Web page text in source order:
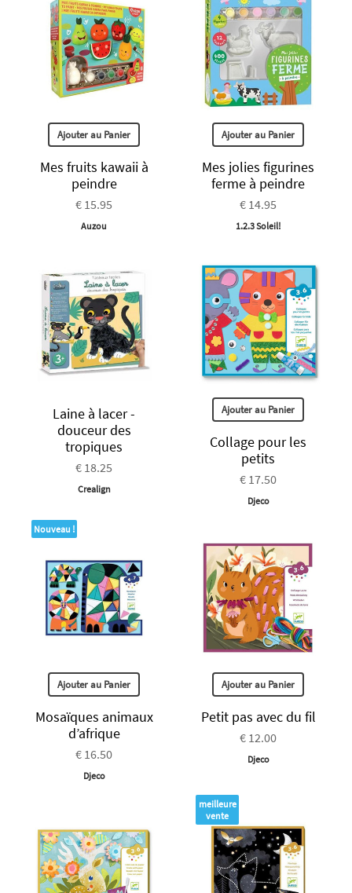
Ajouter au Panier
Mes fruits kawaii à
peindre
€ 15.95
Auzou
Ajouter au Panier
Mes jolies figurines
ferme à peindre
€ 14.95
1.2.3 Soleil!
Laine à lacer -
douceur des
tropiques
€ 18.25
Crealign
Ajouter au Panier
Collage pour les
petits
€ 17.50
Djeco
Nouveau !
Ajouter au Panier
Mosaïques animaux
d’afrique
€ 16.50
Djeco
Ajouter au Panier
Petit pas avec du fil
€ 12.00
Djeco
meilleure
vente